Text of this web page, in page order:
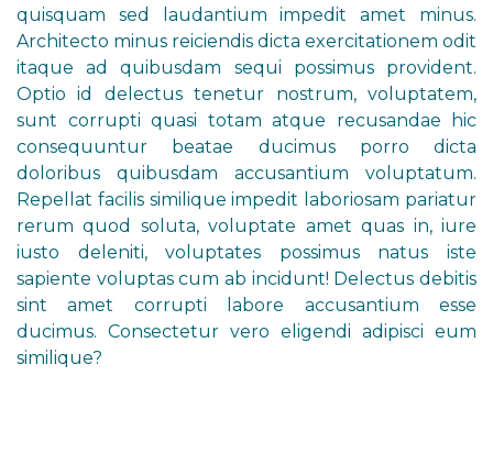
quisquam sed laudantium impedit amet minus.
Architecto minus reiciendis dicta exercitationem odit
itaque ad quibusdam sequi possimus provident.
Optio id delectus tenetur nostrum, voluptatem,
sunt corrupti quasi totam atque recusandae hic
consequuntur beatae ducimus porro dicta
doloribus quibusdam accusantium voluptatum.
Repellat facilis similique impedit laboriosam pariatur
rerum quod soluta, voluptate amet quas in, iure
iusto deleniti, voluptates possimus natus iste
sapiente voluptas cum ab incidunt! Delectus debitis
sint amet corrupti labore accusantium esse
ducimus. Consectetur vero eligendi adipisci eum
similique?